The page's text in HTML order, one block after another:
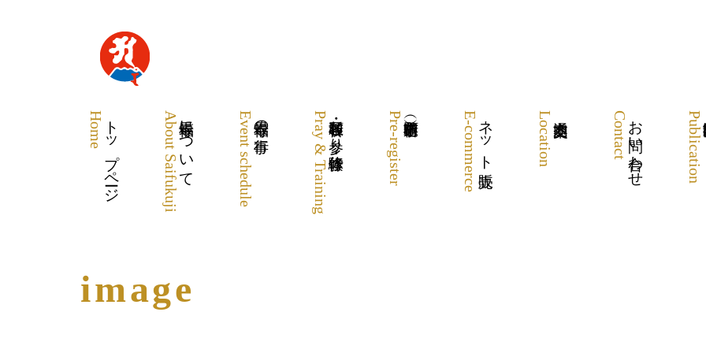
トップページ
Home 最福寺について
About Saifukuji 最福寺の行事
Event schedule 各種祈願・お参り・体験修行
Pray & Training Pre-register ネット販売
E-commerce Location お問い合わせ
Contact Publication
image